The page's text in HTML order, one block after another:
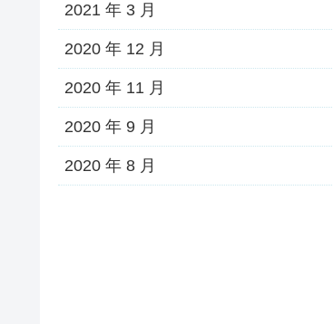
2021 年 3 月
2020 年 12 月
2020 年 11 月
2020 年 9 月
2020 年 8 月